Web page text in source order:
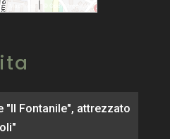
© OpenStreetMap
"Il Fontanile", attrezzato